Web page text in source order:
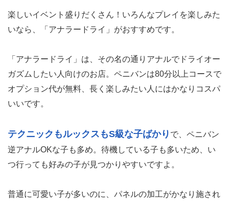
楽しいイベント盛りだくさん！いろんなプレイを楽しみた
いなら、「アナラードライ」がおすすめです。
「アナラードライ」は、その名の通りアナルでドライオー
ガズムしたい人向けのお店。ペニバンは80分以上コースで
オプション代が無料、長く楽しみたい人にはかなりコスパ
いいです。
テクニックもルックスもS級な子ばかり で、ペニバン
逆アナルOKな子も多め。待機している子も多いため、い
つ行っても好みの子が見つかりやすいですよ。
普通に可愛い子が多いのに、パネルの加工がかなり施され